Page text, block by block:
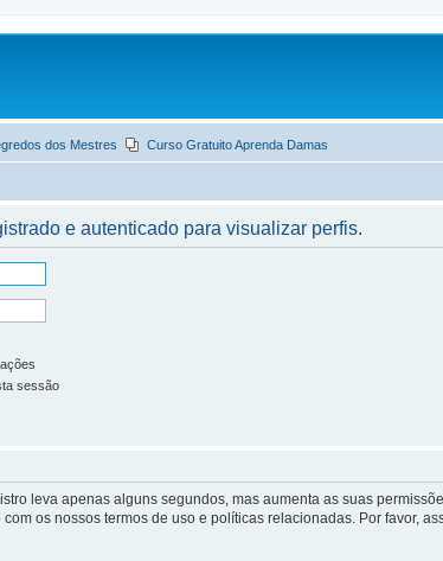
dos Mestres Curso Gratuito Aprenda Damas
e autenticado para visualizar perfis.
sessão
leva apenas alguns segundos, mas aumenta as suas
os nossos termos de uso e políticas relacionadas. Por favor,